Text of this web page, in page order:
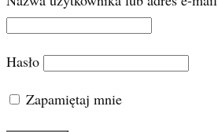
Hasło
Zapamiętaj mnie